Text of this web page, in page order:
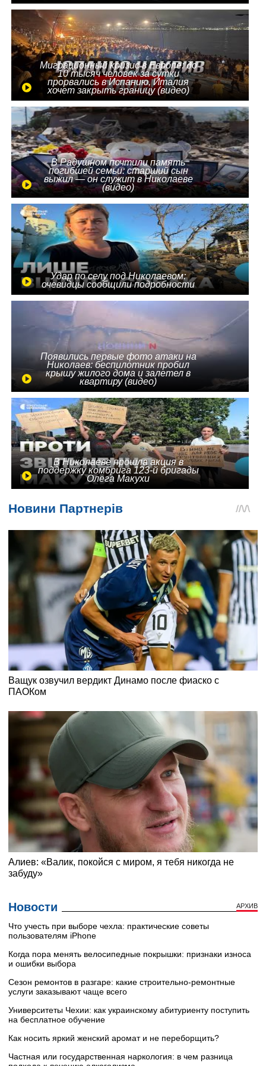
Миграционный кризис в Европе: до
10 тысяч человек за сутки
прорвались в Испанию, Италия
хочет закрыть границу (видео)
В Радушном почтили память
погибшей семьи: старший сын
выжил — он служит в Николаеве
(видео)
Удар по селу под Николаевом:
очевидцы сообщили подробности
Появились первые фото атаки на
Николаев: беспилотник пробил
крышу жилого дома и залетел в
квартиру (видео)
В Николаеве прошла акция в
поддержку комбрига 123-й бригады
Олега Макухи
Новости АРХИВ
Что учесть при выборе чехла: практические советы
пользователям iPhone
Когда пора менять велосипедные покрышки: признаки износа
и ошибки выбора
Сезон ремонтов в разгаре: какие строительно-ремонтные
услуги заказывают чаще всего
Университеты Чехии: как украинскому абитуриенту поступить
на бесплатное обучение
Как носить яркий женский аромат и не переборщить?
Частная или государственная наркология: в чем разница